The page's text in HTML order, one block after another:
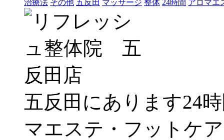
治療法 その他 五反田 マッサージ 整体 24時間 アロマエ
五反田にあります24
マエステ・フットケ